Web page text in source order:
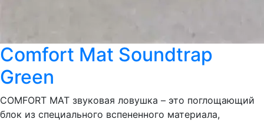
Comfort Mat Soundtrap
Green
COMFORT MAT звуковая ловушка – это поглощающий
блок из специального вспененного материала,